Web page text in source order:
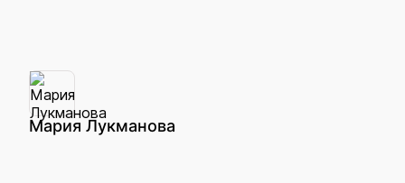
Мария Лукманова